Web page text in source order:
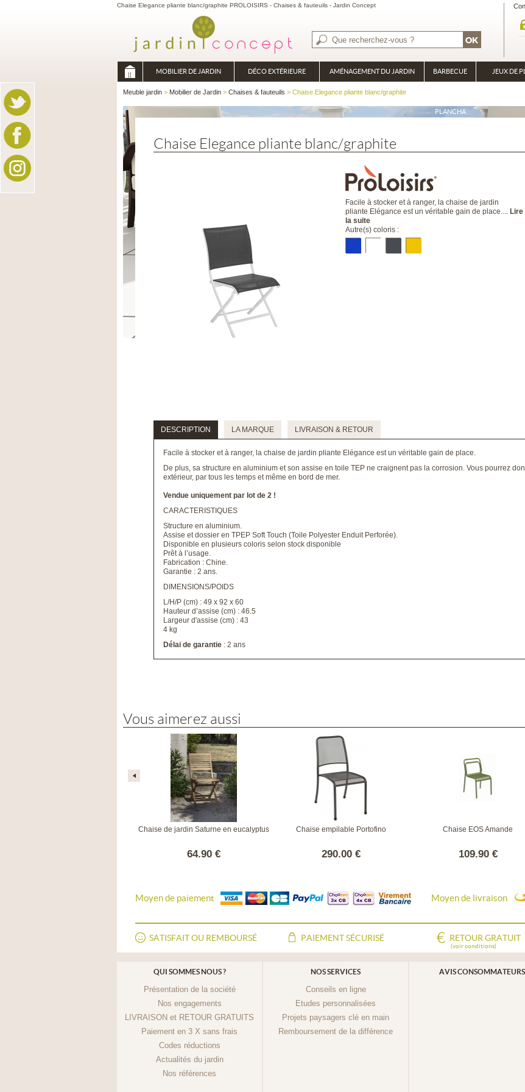
Chaise Elegance pliante blanc/graphite PROLOISIRS - Chaises & fauteuils - Jardin Concept
MOBILIER DE JARDIN DÉCO EXTÉRIEURE AMÉNAGEMENT DU JARDIN BARBECUE
PLANCHA
JEUX DE
Meuble jardin > Mobilier de Jardin > Chaises & fauteuils > Chaise Elegance pliante blanc/graphite
Chaise Elegance pliante blanc/graphite
Facile à stocker et à ranger, la chaise de jardin
pliante Elégance est un véritable gain de place.... Lire
la suite
Autre(s) coloris :
DESCRIPTION LA MARQUE LIVRAISON & RETOUR
Facile à stocker et à ranger, la chaise de jardin pliante Elégance est un véritable gain de place.
De plus, sa structure en aluminium et son assise en toile TEP ne craignent pas la corrosion. Vous pourrez
extérieur, par tous les temps et même en bord de mer.
Vendue uniquement par lot de 2 !
CARACTERISTIQUES
Structure en aluminium.
Assise et dossier en TPEP Soft Touch (Toile Polyester Enduit Perforée).
Disponible en plusieurs coloris selon stock disponible
Prêt à l’usage.
Fabrication : Chine.
Garantie : 2 ans.
DIMENSIONS/POIDS
L/H/P (cm) : 49 x 92 x 60
Hauteur d’assise (cm) : 46.5
Largeur d'assise (cm) : 43
4 kg
Délai de garantie : 2 ans
Vous aimerez aussi
Chaise de jardin Saturne en eucalyptus
64.90 €
Chaise empilable Portofino
290.00 €
Chaise EOS Amande
109.90 €
Moyen de paiement Moyen de livraison
SATISFAIT OU REMBOURSÉ PAIEMENT SÉCURISÉ RETOUR GRATUIT
(voir conditions)
QUI SOMMES NOUS ?
Présentation de la société
Nos engagements
LIVRAISON et RETOUR GRATUITS
Paiement en 3 X sans frais
Codes réductions
Actualités du jardin
Nos références
NOS SERVICES
Conseils en ligne
Etudes personnalisées
Projets paysagers clé en main
Remboursement de la différence
AVIS CONSOMMATEURS